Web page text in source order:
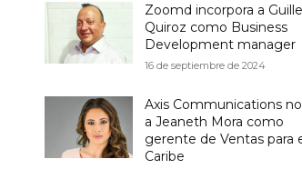
Zoomd incorpora a
Quiroz como Business
Development manager
16 de septiembre de 2024
Axis Communications
a Jeaneth Mora como
gerente de Ventas para
Caribe